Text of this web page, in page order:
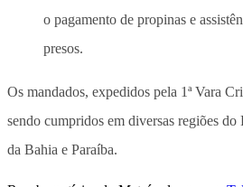
o pagamento de propinas e
presos.
Os mandados, expedidos pela 1ª Vara
sendo cumpridos em diversas regiões do
da Bahia e Paraíba.